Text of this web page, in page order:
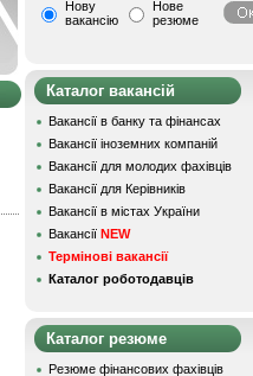
Нову
вакансію
Нове
резюме
Каталог вакансій
Вакансії в банку та фінансах
Вакансії іноземних компаній
Вакансії для молодих фахівців
Вакансії для Керівників
Вакансії в містах України
Вакансії NEW
Термінові вакансії
Каталог роботодавців
Каталог резюме
Резюме фінансових фахівців